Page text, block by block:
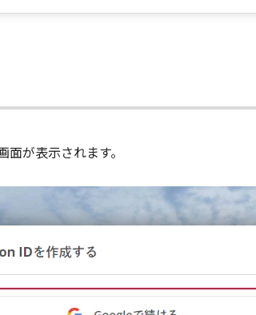
が表示されます。